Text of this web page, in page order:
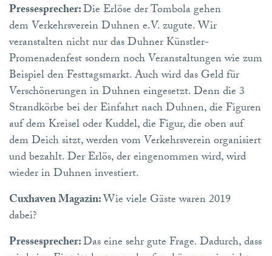
Pressesprecher:Die Erlöse der Tombola gehen
dem Verkehrsverein Duhnen e.V. zugute. Wir
veranstalten nicht nur das Duhner Künstler-
Promenadenfest sondern noch Veranstaltungen wie zum
Beispiel den Festtagsmarkt. Auch wird das Geld für
Verschönerungen in Duhnen eingesetzt. Denn die 3
Strandkörbe bei der Einfahrt nach Duhnen, die Figuren
auf dem Kreisel oder Kuddel, die Figur, die oben auf
dem Deich sitzt, werden vom Verkehrsverein organisiert
und bezahlt. Der Erlös, der eingenommen wird, wird
wieder in Duhnen investiert.
Cuxhaven Magazin:Wie viele Gäste waren 2019
dabei?
Pressesprecher:Das eine sehr gute Frage. Dadurch, dass